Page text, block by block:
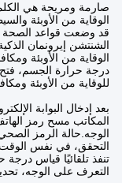
صارمة ومريحة هي
الوقاية من الأوبئة
قد وضعت قواعد الصحة
الشنتشن إيرونمان
الوقاية من الأوبئة
درجة حرارة الجسم، فتح
للوقاية من الأوبئة
بعد إدخال البوابة
المكاتب مسح رمز
الوجه.حالة الرمز
التحقق، في نفس
تنفذ تلقائيًا قياس
التعرف على الوجه،